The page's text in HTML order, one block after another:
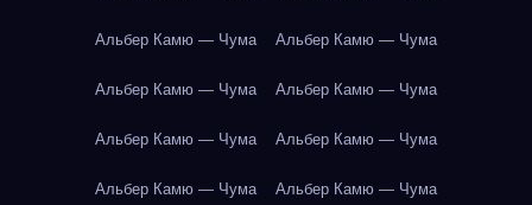
Альбер Камю — Чума Альбер Камю — Чума
Альбер Камю — Чума Альбер Камю — Чума
Альбер Камю — Чума Альбер Камю — Чума
Альбер Камю — Чума Альбер Камю — Чума